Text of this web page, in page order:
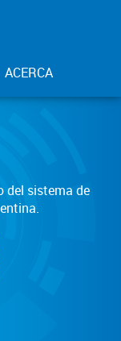
ACERCA
del sistema de